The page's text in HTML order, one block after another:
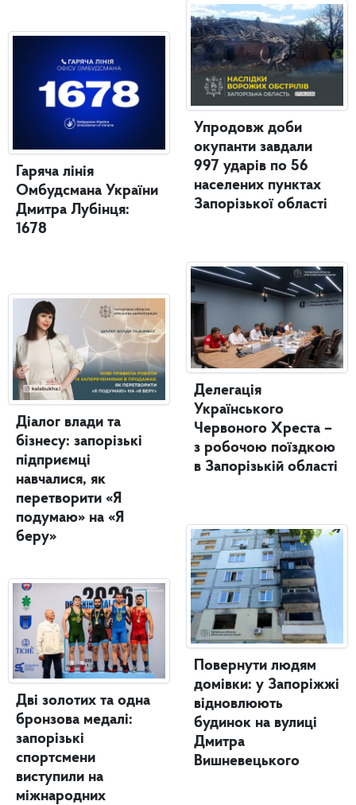
Гаряча лінія
Омбудсмана України
Дмитра Лубінця:
1678
Діалог влади та
бізнесу: запорізькі
підприємці
навчалися, як
перетворити «Я
подумаю» на «Я
беру»
Дві золотих та одна
бронзова медалі:
запорізькі
спортсмени
виступили на
міжнародних
Упродовж доби
окупанти завдали
997 ударів по 56
населених пунктах
Запорізької області
Делегація
Українського
Червоного Хреста –
з робочою поїздкою
в Запорізькій області
Повернути людям
домівки: у Запоріжжі
відновлюють
будинок на вулиці
Дмитра
Вишневецького